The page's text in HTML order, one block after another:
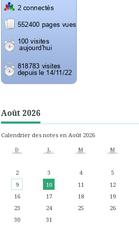
Août 2026
Calendrier des notes en Août 2026
D L M M
2
3 4 5
9
10 11 12
16
17 18 19
23
24 25 26
30
31